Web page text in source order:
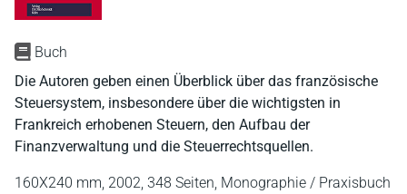
Buch
Die Autoren geben einen Überblick über das französische
Steuersystem, insbesondere über die wichtigsten in
Frankreich erhobenen Steuern, den Aufbau der
Finanzverwaltung und die Steuerrechtsquellen.
160X240 mm, 2002, 348 Seiten, Monographie / Praxisbuch